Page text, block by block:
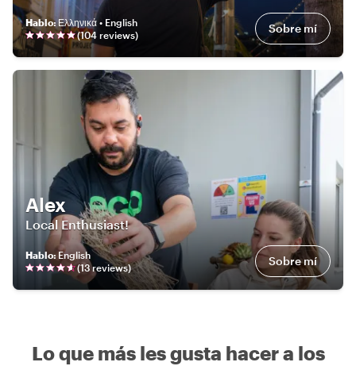
Hablo:Ελληνικά • English
(104 reviews) Sobre mí
Alex
Local Enthusiast!
Hablo: English
(13reviews) Sobre mí
Lo que más les gusta hacer a los